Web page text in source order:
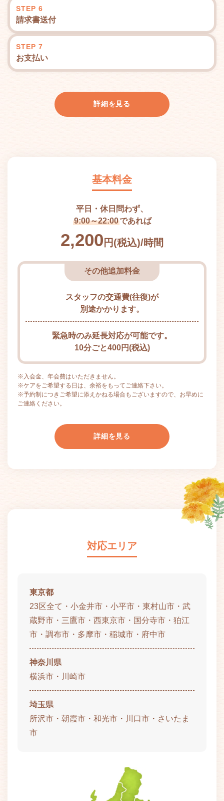
STEP 6
請求書送付
STEP 7
お支払い
詳細を見る
基本料金
平日・休日問わず、
9:00～22:00であれば
2,200 円(税込)/時間
その他追加料金
スタッフの交通費(往復)が
別途かかります。
緊急時のみ延長対応が可能です。
10分ごと400円(税込)
※入会金、年会費はいただきません。
※ケアをご希望する日は、余裕をもってご連絡下さい。
※予約制につきご希望に添えかねる場合もございますので、お早めに
ご連絡ください。
詳細を見る
対応エリア
東京都
23区全て・小金井市・小平市・東村山市・武
蔵野市・三鷹市・西東京市・国分寺市・狛江
市・調布市・多摩市・稲城市・府中市
神奈川県
横浜市・川崎市
埼玉県
所沢市・朝霞市・和光市・川口市・さいたま
市